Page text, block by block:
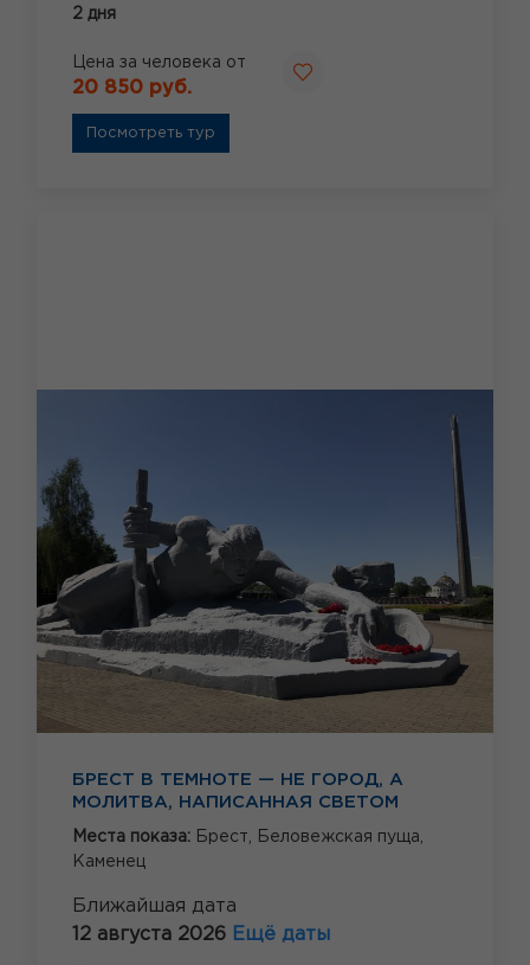
2 дня
Цена за человека от
20 850 руб.
Посмотреть тур
БРЕСТ В ТЕМНОТЕ — НЕ ГОРОД, А
МОЛИТВА, НАПИСАННАЯ СВЕТОМ
Места показа: Брест,
Беловежская пуща,
Каменец
Ближайшая дата
12 августа 2026 Ещё даты